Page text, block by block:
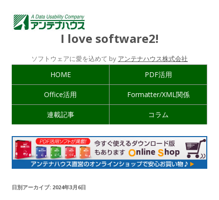
I love software2!
ソフトウェアに愛を込めて by アンテナハウス株式会社
HOME PDF活用
Office活用 Formatter/XML関係
連載記事 コラム
日別アーカイブ: 2024年3月6日